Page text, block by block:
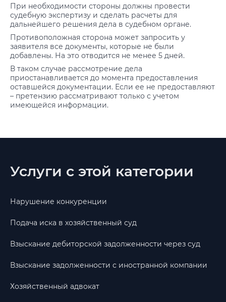
При необходимости стороны должны провести
судебную экспертизу и сделать расчеты для
дальнейшего решения дела в судебном органе.
Противоположная сторона может запросить у
заявителя все документы, которые не были
добавлены. На это отводится не менее 5 дней.
В таком случае рассмотрение дела
приостанавливается до момента предоставления
оставшейся документации. Если ее не предоставляют
– претензию рассматривают только с учетом
имеющейся информации.
Услуги с этой категории
Нарушение конкуренции
Подача иска в хозяйственный суд
Взыскание дебиторской задолженности через суд
Взыскание задолженности с иностранной компании
Хозяйственный адвокат